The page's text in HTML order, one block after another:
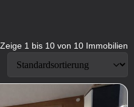
Zeige 1 bis 10 von 10 Immobilien